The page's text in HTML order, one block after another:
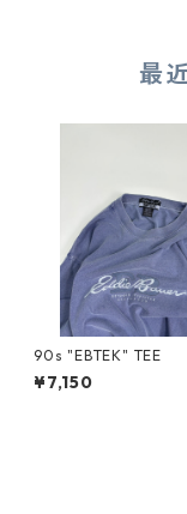
最
90s "EBTEK" TEE
¥7,150